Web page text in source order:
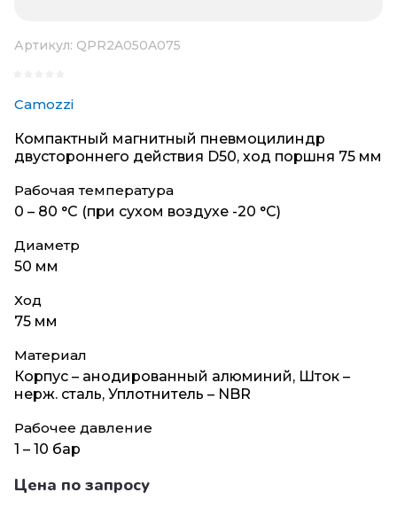
Артикул: QPR2A050A075
Camozzi
Компактный магнитный пневмоцилиндр
двустороннего действия D50, ход поршня 75 мм
Рабочая температура
0 – 80 °C (при сухом воздухе -20 °C)
Диаметр
50 мм
Ход
75 мм
Материал
Корпус – анодированный алюминий, Шток –
нерж. сталь, Уплотнитель – NBR
Рабочее давление
1 – 10 бар
Цена по запросу